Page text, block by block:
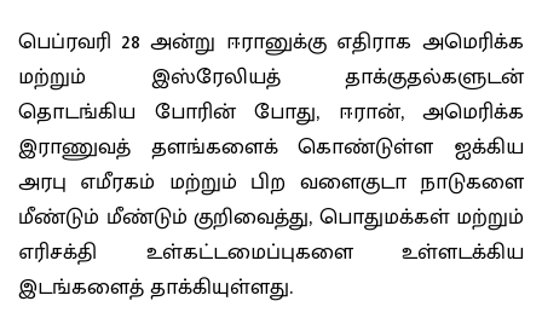
பெப்ரவரி 28 அன்று ஈரானுக்கு எதிராக அமெரிக்க
மற்றும் இஸ்ரேலியத் தாக்குதல்களுடன்
தொடங்கிய போரின் போது, ​​ஈரான், அமெரிக்க
இராணுவத் தளங்களைக் கொண்டுள்ள ஐக்கிய
அரபு எமீரகம் மற்றும் பிற வளைகுடா நாடுகளை
மீண்டும் மீண்டும் குறிவைத்து, பொதுமக்கள் மற்றும்
எரிசக்தி உள்கட்டமைப்புகளை உள்ளடக்கிய
இடங்களைத் தாக்கியுள்ளது.